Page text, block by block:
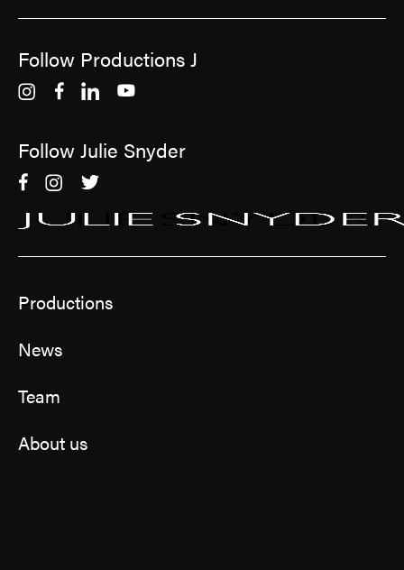
Follow Productions J
Follow Julie Snyder
Productions
News
Team
About us